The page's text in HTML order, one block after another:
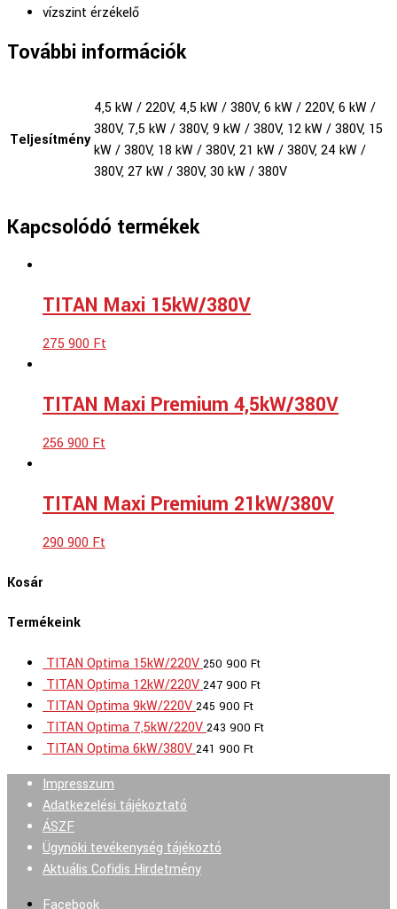
vízszint érzékelő
További információk
Teljesítmény
4,5 kW / 220V, 4,5 kW / 380V, 6 kW / 220V, 6 kW /
380V, 7,5 kW / 380V, 9 kW / 380V, 12 kW / 380V, 15
kW / 380V, 18 kW / 380V, 21 kW / 380V, 24 kW /
380V, 27 kW / 380V, 30 kW / 380V
Kapcsolódó termékek
TITAN Maxi 15kW/380V
275 900 Ft
TITAN Maxi Premium 4,5kW/380V
256 900 Ft
TITAN Maxi Premium 21kW/380V
290 900 Ft
Kosár
Termékeink
TITAN Optima 15kW/220V 250 900 Ft
TITAN Optima 12kW/220V 247 900 Ft
TITAN Optima 9kW/220V 245 900 Ft
TITAN Optima 7,5kW/220V 243 900 Ft
TITAN Optima 6kW/380V 241 900 Ft
Impresszum
Adatkezelési tájékoztató
ÁSZF
Ügynöki tevékenység tájékoztó
Aktuális Cofidis Hirdetmény
Facebook